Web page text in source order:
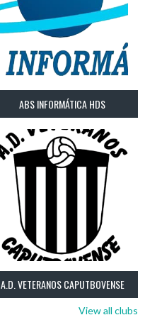
ABS INFORMÁTICA HDS
A.D. VETERANOS CAPUTBOVENSE
View all clubs